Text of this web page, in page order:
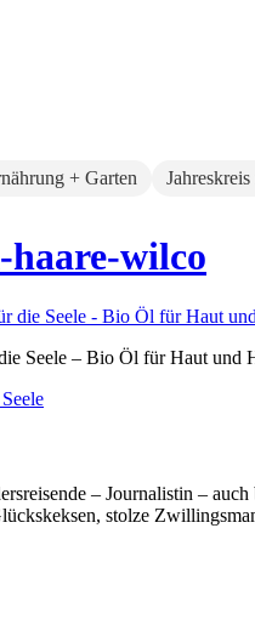
+ Garten
wilco
Seele – Bio Öl für Haut und
– Journalistin –
stolze